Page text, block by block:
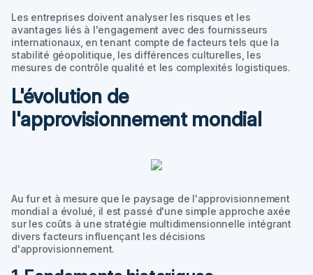
Les entreprises doivent analyser les risques et les
avantages liés à l'engagement avec des fournisseurs
internationaux, en tenant compte de facteurs tels que la
stabilité géopolitique, les différences culturelles, les
mesures de contrôle qualité et les complexités logistiques.
L'évolution de
l'approvisionnement mondial
Au fur et à mesure que le paysage de l'approvisionnement
mondial a évolué, il est passé d'une simple approche axée
sur les coûts à une stratégie multidimensionnelle intégrant
divers facteurs influençant les décisions
d'approvisionnement.